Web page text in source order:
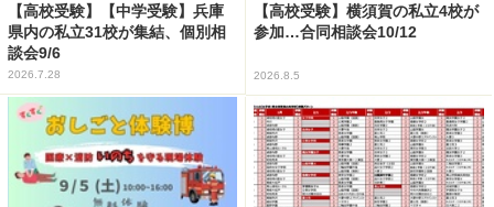
【高校受験】【中学受験】兵庫
県内の私立31校が集結、個別相
談会9/6
2026.7.28
【高校受験】横須賀の私立4校が
参加…合同相談会10/12
2026.8.5